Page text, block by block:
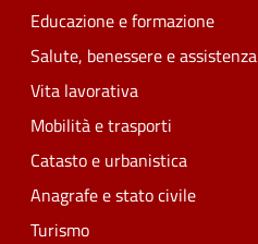
Educazione e formazione
Salute, benessere e assistenza
Vita lavorativa
Mobilità e trasporti
Catasto e urbanistica
Anagrafe e stato civile
Turismo